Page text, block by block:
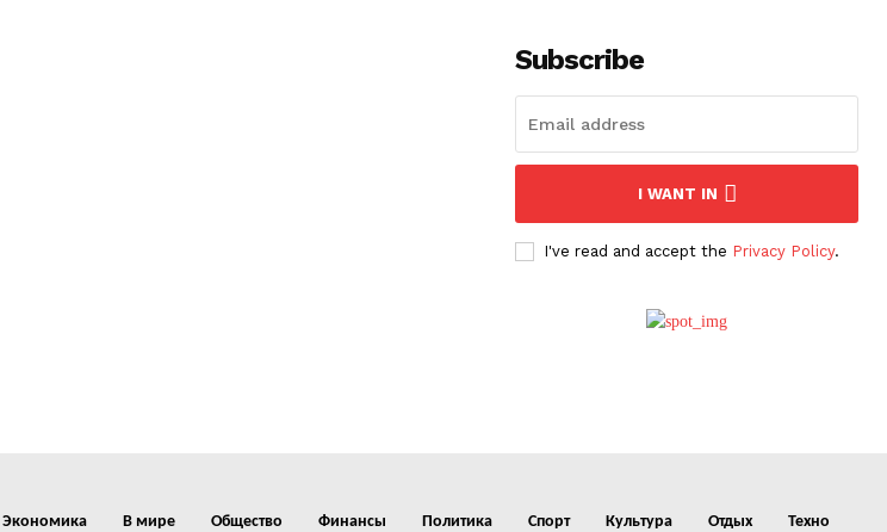
Subscribe
I WANT IN
I've read and accept the Privacy Policy.
Экономика В мире Общество Финансы Политика Спорт Культура Отдых Техно